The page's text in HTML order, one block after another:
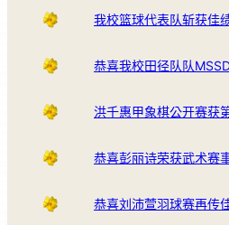
我校篮球代表队斩获佳
恭喜我校田径队队
洪千惠甲象棋公开赛获
恭喜彭丽诗荣获武术赛
恭喜刘沛萱羽球赛再传